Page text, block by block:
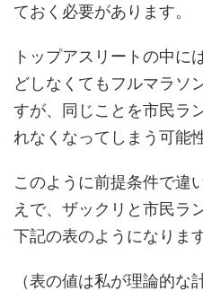
ておく必要があります。
トップアスリートの中に
どしなくてもフルマラソ
すが、同じことを市民ラ
れなくなってしまう可能
このように前提条件で違
えで、ザックリと市民ラ
下記の表のようになります
（表の値は私が理論的な